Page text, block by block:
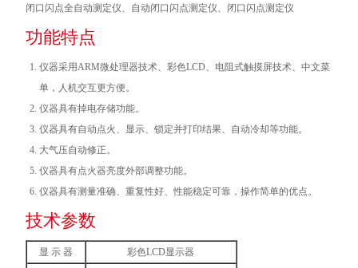
闭口闪点全自动测定仪、自动闭口闪点测定仪、闭口闪点测定仪
功能特点
仪器采用ARM微处理器技术、彩色LCD、电阻式触摸屏技术、中文菜
单，人机交互更方便。
仪器具有掉电存储功能。
仪器具有自动点火、显示、锁定并打印结果、自动冷却等功能。
大气压自动修正。
仪器具有点火器亮度外部调整功能。
仪器具有测量准确、重复性好、性能稳定可靠，操作简单的优点。
技术参数
显 示 器
彩色LCD显示器